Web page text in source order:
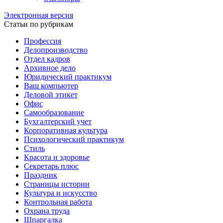
Электронная версия
Статьи по рубрикам
Профессия
Делопроизводство
Отдел кадров
Архивное дело
Юридический практикум
Ваш компьютер
Деловой этикет
Офис
Самообразование
Бухгалтерский учет
Корпоративная культура
Психологический практикум
Стиль
Красота и здоровье
Секретарь плюс
Праздник
Страницы истории
Культура и искусство
Контрольная работа
Охрана труда
Шпаргалка